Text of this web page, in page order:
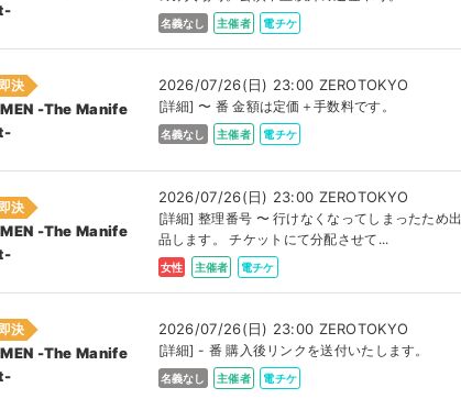
名義なし 主催者 電チケ
決
-The Manife
2026/07/26(日) 23:00 ZEROTOKYO
[詳細] 〜 番 金額は定価＋手数料です。
名義なし 主催者 電チケ
決
-The Manife
2026/07/26(日) 23:00 ZEROTOKYO
[詳細] 整理番号 〜 行けなくなってしまったため出
品します。 チケットにて分配させて...
女性 主催者 電チケ
決
-The Manife
2026/07/26(日) 23:00 ZEROTOKYO
[詳細] - 番 購入後リンクを送付いたします。
名義なし 主催者 電チケ